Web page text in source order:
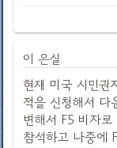
이 은실
현재 미국 시민권
적을 신청해서 다
변해서 F5 비자
참석하고 나중에